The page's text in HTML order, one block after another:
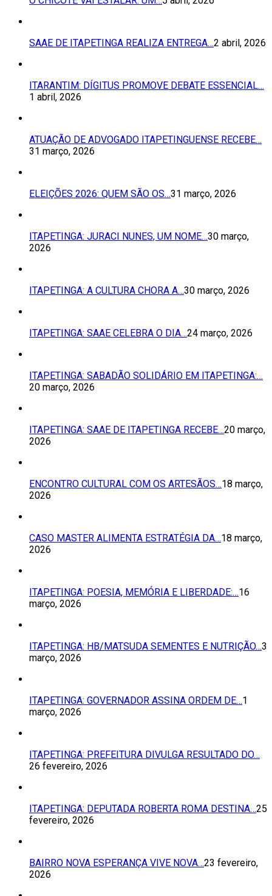
SAAE DE ITAPETINGA REALIZA ENTREGA…2 abril, 2026
ITARANTIM: DÍGITUS PROMOVE DEBATE ESSENCIAL…
1 abril, 2026
ATUAÇÃO DE ADVOGADO ITAPETINGUENSE RECEBE…
31 março, 2026
ELEIÇÕES 2026: QUEM SÃO OS…31 março, 2026
ITAPETINGA: JURACI NUNES, UM NOME…30 março,
2026
ITAPETINGA: A CULTURA CHORA A…30 março, 2026
ITAPETINGA: SAAE CELEBRA O DIA…24 março, 2026
ITAPETINGA: SABADÃO SOLIDÁRIO EM ITAPETINGA:…
20 março, 2026
ITAPETINGA: SAAE DE ITAPETINGA RECEBE…20 março,
2026
ENCONTRO CULTURAL COM OS ARTESÃOS…18 março,
2026
CASO MASTER ALIMENTA ESTRATÉGIA DA…18 março,
2026
ITAPETINGA: POESIA, MEMÓRIA E LIBERDADE:…16
março, 2026
ITAPETINGA: HB/MATSUDA SEMENTES E NUTRIÇÃO…3
março, 2026
ITAPETINGA: GOVERNADOR ASSINA ORDEM DE…1
março, 2026
ITAPETINGA: PREFEITURA DIVULGA RESULTADO DO…
26 fevereiro, 2026
ITAPETINGA: DEPUTADA ROBERTA ROMA DESTINA…25
fevereiro, 2026
BAIRRO NOVA ESPERANÇA VIVE NOVA…23 fevereiro,
2026